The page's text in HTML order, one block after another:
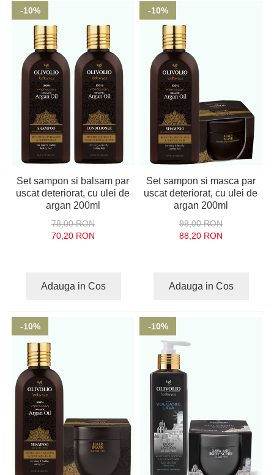
-10%
Set sampon si balsam par
uscat deteriorat, cu ulei de
argan 200ml
78,00 RON
70,20 RON
Adauga in Cos
-10%
Set sampon si masca par
uscat deteriorat, cu ulei de
argan 200ml
98,00 RON
88,20 RON
Adauga in Cos
-10% -10%